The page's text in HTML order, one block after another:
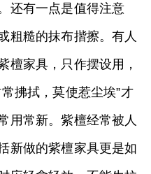
还有一点是值得注意
粗糙的抹布揩擦。有人
檀家具，只作摆设用，
拂拭，莫使惹尘埃”才
用常新。紫檀经常被人
新做的紫檀家具更是如